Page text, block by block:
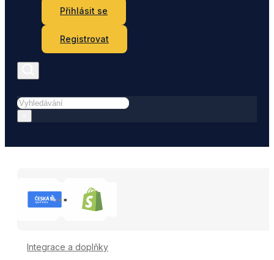
Přihlásit se
Registrovat
Hledat
Integrace a doplňky